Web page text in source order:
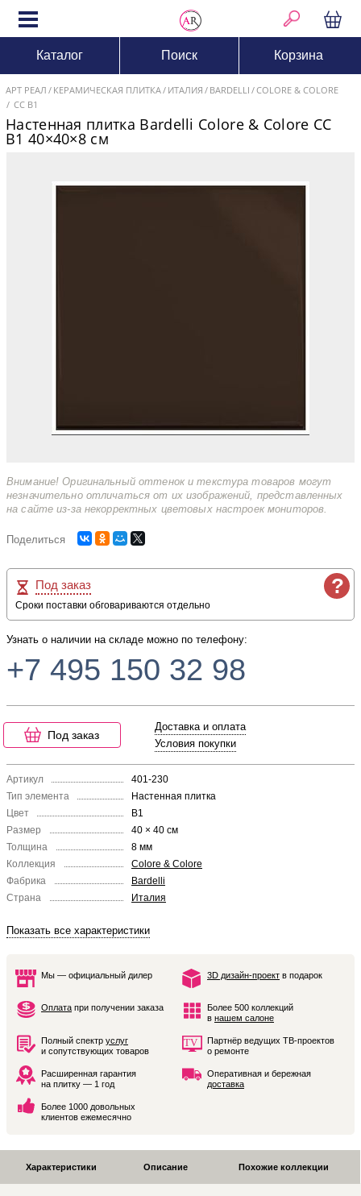
Каталог Поиск Корзина
АРТ РЕАЛ КЕРАМИЧЕСКАЯ ПЛИТКА ИТАЛИЯ BARDELLI COLORE & COLORE
CC B1
Настенная плитка Bardelli Colore & Colore CC
B1 40×40×8 см
Внимание! Оригинальный оттенок и текстура товаров могут
незначительно отличаться от их изображений, представленных
на сайте из-за некорректных цветовых настроек мониторов.
Поделиться
?
Под заказ
Сроки поставки обговариваются отдельно
Узнать о наличии на складе можно по телефону:
+7 495 150 32 98
Под заказ
Доставка и оплата
Условия покупки
Артикул
401-230
Тип элемента
Настенная плитка
Цвет
B1
Размер
40 × 40 см
Толщина
8 мм
Коллекция
Colore & Colore
Фабрика
Bardelli
Страна
Италия
Показать все характеристики
Мы — официальный дилер 3D дизайн-проект в подарок
Оплата при получении заказа
Более 500 коллекций
в нашем салоне
Полный спектр услуг
и сопутствующих товаров
Партнёр ведущих ТВ-проектов
о ремонте
Расширенная гарантия
на плитку — 1 год
Оперативная и бережная
доставка
Более 1000 довольных
клиентов ежемесячно
Характеристики Описание Похожие коллекции